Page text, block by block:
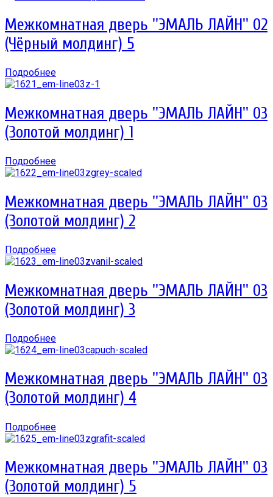
Межкомнатная дверь ''ЭМАЛЬ ЛАЙН'' 02
(Чёрный молдинг) 5
Подробнее
Межкомнатная дверь ''ЭМАЛЬ ЛАЙН'' 03
(Золотой молдинг) 1
Подробнее
Межкомнатная дверь ''ЭМАЛЬ ЛАЙН'' 03
(Золотой молдинг) 2
Подробнее
Межкомнатная дверь ''ЭМАЛЬ ЛАЙН'' 03
(Золотой молдинг) 3
Подробнее
Межкомнатная дверь ''ЭМАЛЬ ЛАЙН'' 03
(Золотой молдинг) 4
Подробнее
Межкомнатная дверь ''ЭМАЛЬ ЛАЙН'' 03
(Золотой молдинг) 5